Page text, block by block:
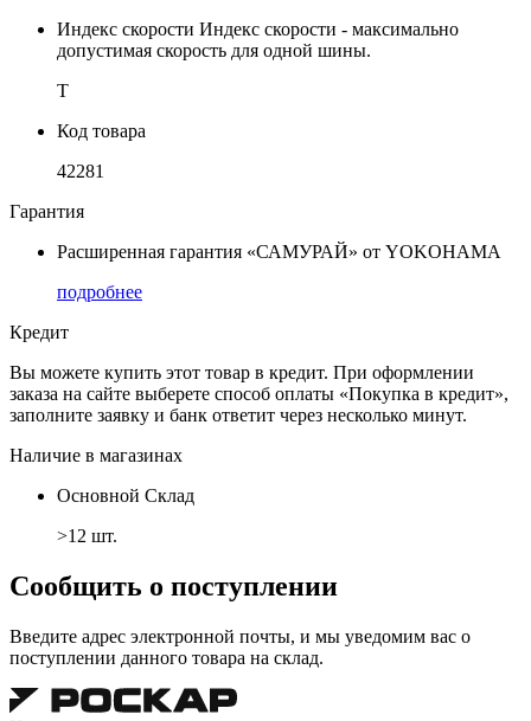
Индекс скорости Индекс скорости - максимально
допустимая скорость для одной шины.
T
Код товара
42281
Гарантия
Расширенная гарантия «САМУРАЙ» от YOKOHAMA
подробнее
Кредит
Вы можете купить этот товар в кредит. При оформлении
заказа на сайте выберете способ оплаты «Покупка в кредит»,
заполните заявку и банк ответит через несколько минут.
Наличие в магазинах
Основной Склад
>12 шт.
Сообщить о поступлении
Введите адрес электронной почты, и мы уведомим вас о
поступлении данного товара на склад.